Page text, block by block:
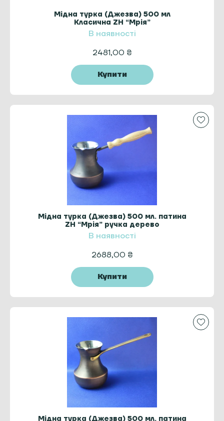
Мідна турка (Джезва) 500 мл
Класична ZH “Мрія”
В наявності
2481,00 ₴
Купити
Мідна турка (Джезва) 500 мл. патина
ZH “Мрія” ручка дерево
В наявності
2688,00 ₴
Купити
Мідна турка (Джезва) 500 мл. патина